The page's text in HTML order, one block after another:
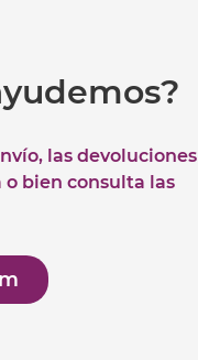
las devoluciones
o bien consulta las